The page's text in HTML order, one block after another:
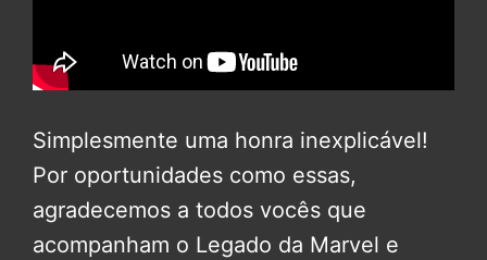
Simplesmente uma honra inexplicável!
Por oportunidades como essas,
agradecemos a todos vocês que
acompanham o Legado da Marvel e